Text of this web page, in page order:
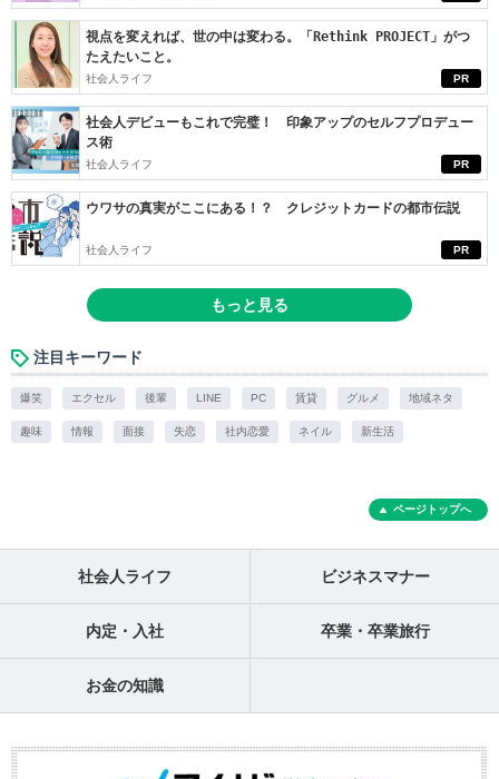
PR
視点を変えれば、世の中は変わる。「Rethink PROJECT」がつ
たえたいこと。
社会人ライフ
PR
社会人デビューもこれで完璧！ 印象アップのセルフプロデュー
ス術
社会人ライフ
PR
ウワサの真実がここにある！？ クレジットカードの都市伝説
社会人ライフ
もっと見る
注目キーワード
爆笑 エクセル 後輩 LINE PC 賃貸 グルメ 地域ネタ
趣味 情報 面接 失恋 社内恋愛 ネイル 新生活
ページトップへ
社会人ライフ ビジネスマナー
内定・入社 卒業・卒業旅行
お金の知識